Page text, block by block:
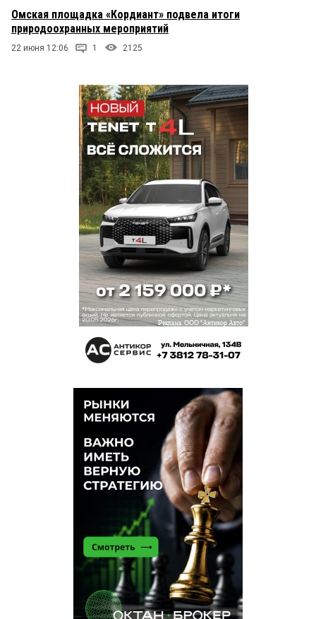
Омская площадка «Кордиант» подвела итоги
природоохранных мероприятий
22 июня 12:06 1 2125